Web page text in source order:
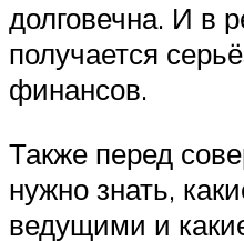
долговечна. И в
получается
финансов.
Также перед
нужно знать,
ведущими и